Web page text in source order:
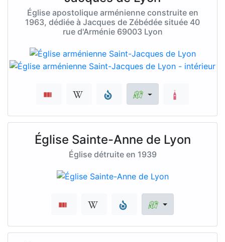
Église apostolique arménienne construite en
1963, dédiée à Jacques de Zébédée située 40
rue d'Arménie 69003 Lyon
Église Sainte-Anne de Lyon
Église détruite en 1939